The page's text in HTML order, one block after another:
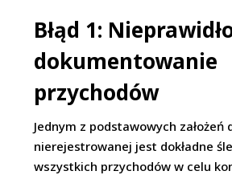
Błąd 1:
dokumentowanie
przychodów
Jednym z podstawowych założeń
nierejestrowanej jest dokładne
wszystkich przychodów w celu